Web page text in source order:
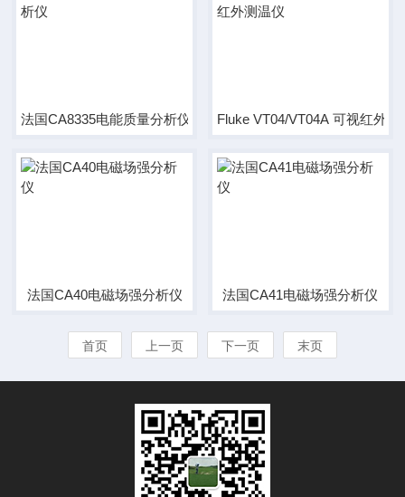
法国CA8335电能质量分析仪 Fluke VT04/VT04A 可视红外测
法国CA40电磁场强分析仪 法国CA41电磁场强分析仪
首页 上一页 下一页 末页